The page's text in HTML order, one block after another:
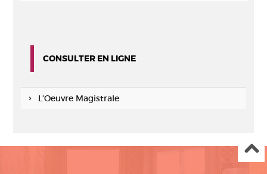
CONSULTER EN LIGNE
L'Oeuvre Magistrale